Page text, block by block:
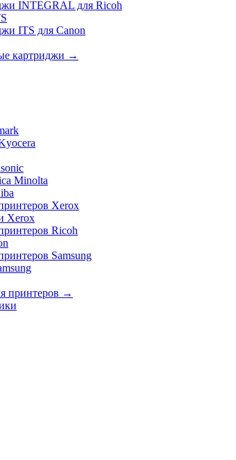
INTEGRAL для Ricoh
ITS для Canon
картриджи →
Minolta
Xerox
Xerox
Ricoh
Samsung
принтеров →